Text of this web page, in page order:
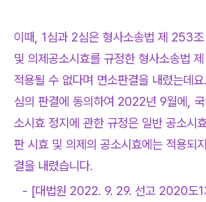
이때, 1심과 2심은 형사소송법 제 253
및 의제공소시효를 규정한 형사소송법
적용될 수 없다며 면소판결을 내렸는데
심의 판결에 동의하여 2022년 9월에,
소시효 정지에 관한 규정은 일반 공소시
판 시효 및 의제의 공소시효에는 적용되
결을 내렸습니다.
- [대법원 2022. 9. 29. 선고 2020도